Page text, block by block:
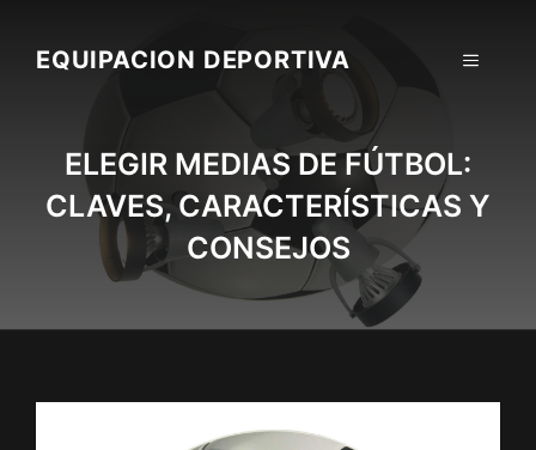
contentEQUIPACION DEPORTIVA MENU
ELEGIR MEDIAS DE FÚTBOL:
CLAVES, CARACTERÍSTICAS Y
CONSEJOS